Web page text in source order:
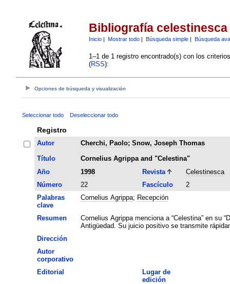
Bibliografía celestinesca
Inicio| Mostrar todo| Búsqueda simple| Búsqueda
1–1 de 1 registro encontrado(s) con los
(RSS):
Opciones de búsqueda y visualización
Seleccionar todo Deseleccionar todo
Registro
Autor Cherchi, Paolo; Snow, Joseph Thomas
Título
Cornelius Agrippa and "Celestina"
Año
1998 Revista
Celestinesca
Número
22 Fascículo
2
Palabras
clave
Cornelius Agrippa; Recepción
Resumen
Cornelius Agrippa menciona a “Celestina” en su
Antigüedad. Su juicio positivo se transmite
Dirección
Autor
corporativo
Editorial
Lugar de
edición